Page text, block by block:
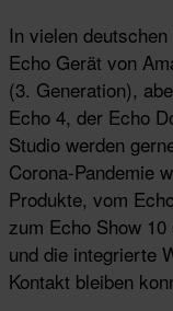
In vielen
Echo Gerät von
(3. Generation),
Echo 4, der Echo
Studio werden
Corona-Pandemie
Produkte, vom
zum Echo Show
und die integrierte
Kontakt bleiben